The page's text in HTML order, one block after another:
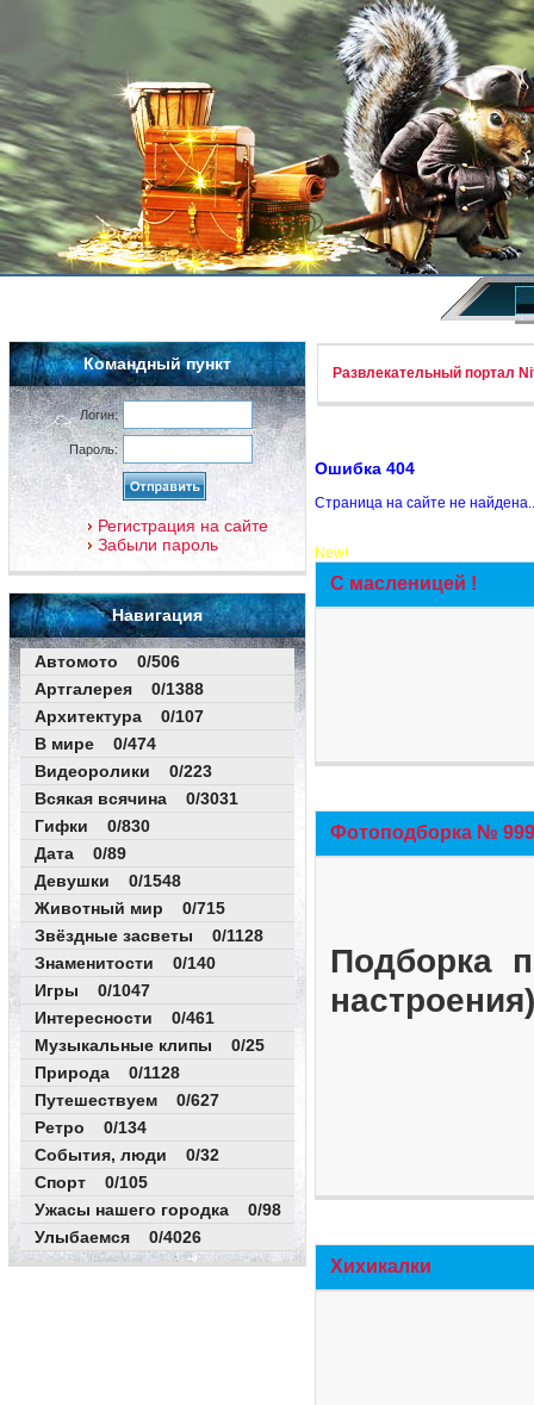
Командный пункт
Логин:
Пароль:
Регистрация на сайте
Забыли пароль
Навигация
Автомото 0/506
Артгалерея 0/1388
Архитектура 0/107
В мире 0/474
Видеоролики 0/223
Всякая всячина 0/3031
Гифки 0/830
Дата 0/89
Девушки 0/1548
Животный мир 0/715
Звёздные засветы 0/1128
Знаменитости 0/140
Игры 0/1047
Интересности 0/461
Музыкальные клипы 0/25
Природа 0/1128
Путешествуем 0/627
Ретро 0/134
События, люди 0/32
Спорт 0/105
Ужасы нашего городка 0/98
Улыбаемся 0/4026
Развлекательный портал
Ошибка 404
Страница на сайте не
New!
С масленицей !
Фотоподборка №
Подборка
Хихикалки